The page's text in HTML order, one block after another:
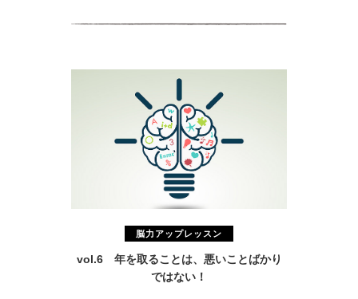
脳力アップレッスン
vol.6 年を取ることは、悪いことばかり
ではない！